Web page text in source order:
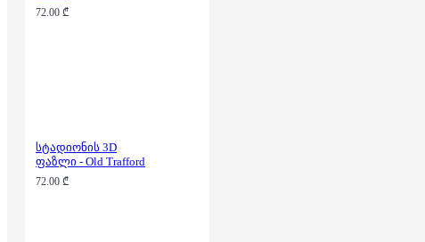
72.00 ₾
სტადიონის 3D
ფაზლი - Old Trafford
72.00 ₾